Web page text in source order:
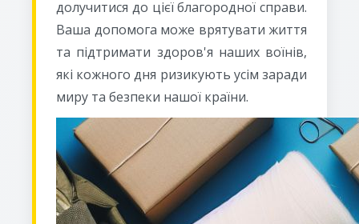
долучитися до цієї благородної справи.
Ваша допомога може врятувати життя
та підтримати здоров'я наших воїнів,
які кожного дня ризикують усім заради
миру та безпеки нашої країни.